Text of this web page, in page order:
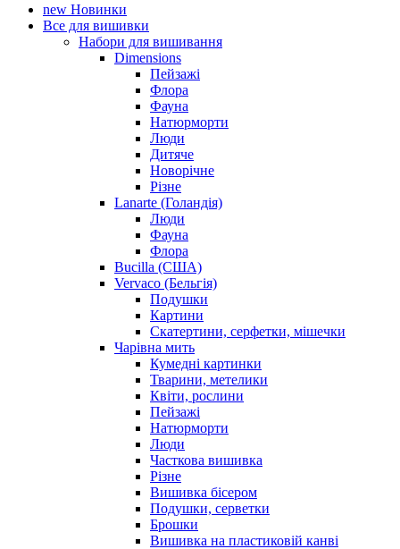
new Новинки
Все для вишивки
Набори для вишивання
Dimensions
Пейзажі
Флора
Фауна
Натюрморти
Люди
Дитяче
Новорічне
Різне
Lanarte (Голандія)
Люди
Фауна
Флора
Bucilla (США)
Vervaco (Бельгія)
Подушки
Картини
Скатертини, серфетки, мішечки
Чарiвна мить
Кумедні картинки
Тварини, метелики
Квіти, рослини
Пейзажі
Натюрморти
Люди
Часткова вишивка
Різне
Вишивка бісером
Подушки, серветки
Брошки
Вишивка на пластиковій канві